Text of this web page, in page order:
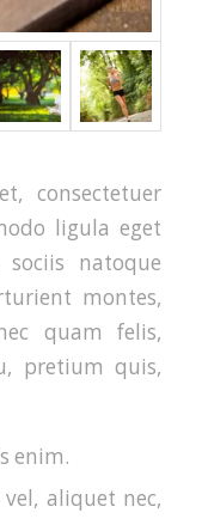
consectetuer
ligula eget
natoque
montes,
quam felis,
pretium quis,
enim.
aliquet nec,